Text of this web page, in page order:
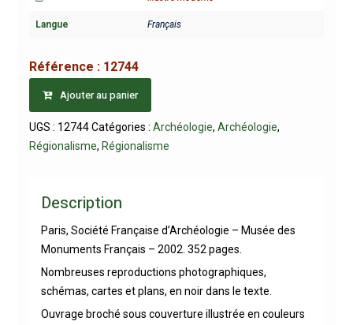
Langue Français
Référence : 12744
Ajouter au panier
UGS : 12744 Catégories : Archéologie, Archéologie,
Régionalisme, Régionalisme
Description
Paris, Société Française d’Archéologie – Musée des
Monuments Français – 2002. 352 pages.
Nombreuses reproductions photographiques,
schémas, cartes et plans, en noir dans le texte.
Ouvrage broché sous couverture illustrée en couleurs